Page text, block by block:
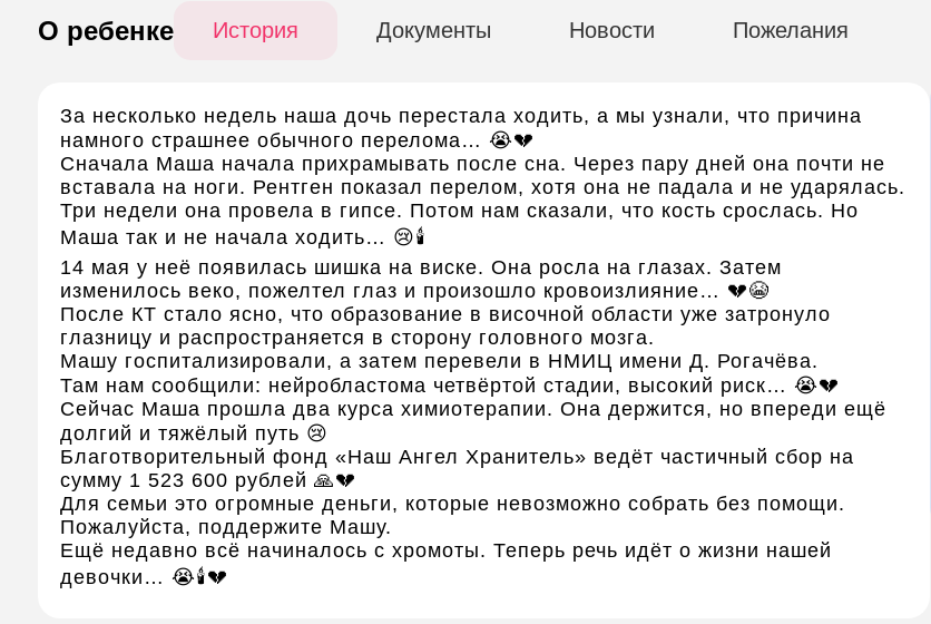
О ребенке История Документы Новости Пожелания
За несколько недель наша дочь перестала ходить, а мы узнали, что причина
намного страшнее обычного перелома… 😭💔
Сначала Маша начала прихрамывать после сна. Через пару дней она почти не
вставала на ноги. Рентген показал перелом, хотя она не падала и не ударялась.
Три недели она провела в гипсе. Потом нам сказали, что кость срослась. Но
Маша так и не начала ходить… 😢🕯️
14 мая у неё появилась шишка на виске. Она росла на глазах. Затем
изменилось веко, пожелтел глаз и произошло кровоизлияние… 💔😭
После КТ стало ясно, что образование в височной области уже затронуло
глазницу и распространяется в сторону головного мозга.
Машу госпитализировали, а затем перевели в НМИЦ имени Д. Рогачёва.
Там нам сообщили: нейробластома четвёртой стадии, высокий риск… 😭💔
Сейчас Маша прошла два курса химиотерапии. Она держится, но впереди ещё
долгий и тяжёлый путь 😢
Благотворительный фонд «Наш Ангел Хранитель» ведёт частичный сбор на
сумму 1 523 600 рублей 🙏💔
Для семьи это огромные деньги, которые невозможно собрать без помощи.
Пожалуйста, поддержите Машу.
Ещё недавно всё начиналось с хромоты. Теперь речь идёт о жизни нашей
девочки… 😭🕯️💔